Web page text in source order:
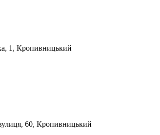
1, Кропивницький
60, Кропивницький